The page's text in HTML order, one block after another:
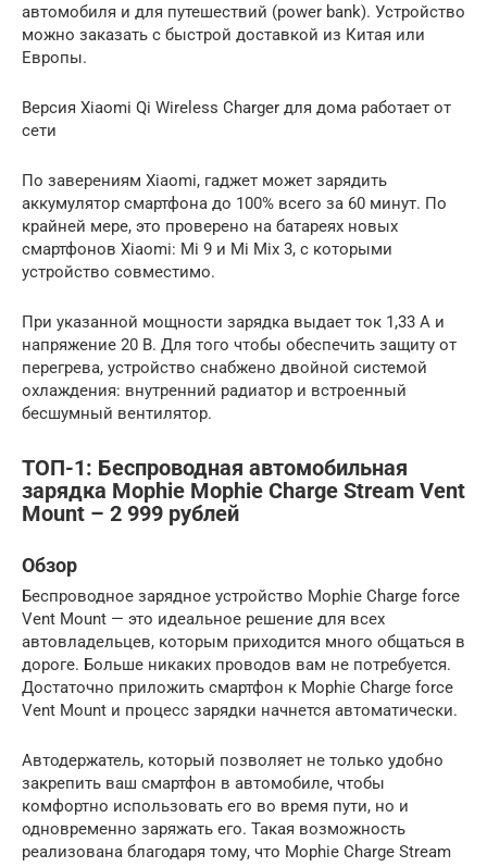
автомобиля и для путешествий (power bank). Устройство
можно заказать с быстрой доставкой из Китая или
Европы.
Версия Xiaomi Qi Wireless Charger для дома работает от
сети
По заверениям Xiaomi, гаджет может зарядить
аккумулятор смартфона до 100% всего за 60 минут. По
крайней мере, это проверено на батареях новых
смартфонов Xiaomi: Mi 9 и Mi Mix 3, с которыми
устройство совместимо.
При указанной мощности зарядка выдает ток 1,33 A и
напряжение 20 В. Для того чтобы обеспечить защиту от
перегрева, устройство снабжено двойной системой
охлаждения: внутренний радиатор и встроенный
бесшумный вентилятор.
ТОП-1: Беспроводная автомобильная
зарядка Mophie Mophie Charge Stream Vent
Mount – 2 999 рублей
Обзор
Беспроводное зарядное устройство Mophie Charge force
Vent Mount — это идеальное решение для всех
автовладельцев, которым приходится много общаться в
дороге. Больше никаких проводов вам не потребуется.
Достаточно приложить смартфон к Mophie Charge force
Vent Mount и процесс зарядки начнется автоматически.
Автодержатель, который позволяет не только удобно
закрепить ваш смартфон в автомобиле, чтобы
комфортно использовать его во время пути, но и
одновременно заряжать его. Такая возможность
реализована благодаря тому, что Mophie Charge Stream